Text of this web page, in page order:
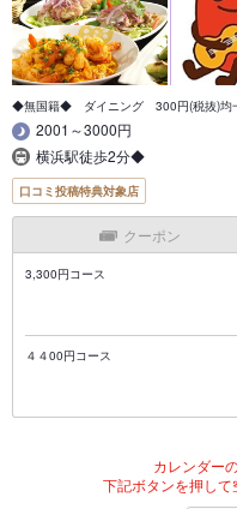
◆無国籍◆ ダイニング 300円(税抜)均
2001～3000円
横浜駅徒歩2分◆
口コミ投稿特典対象店
クーポン
3,300円コース
４４00円コース
カレンダー
下記ボタンを押して